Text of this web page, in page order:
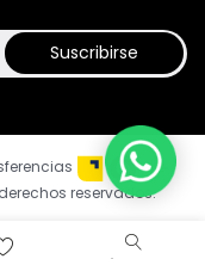
Suscribirse
reservados.